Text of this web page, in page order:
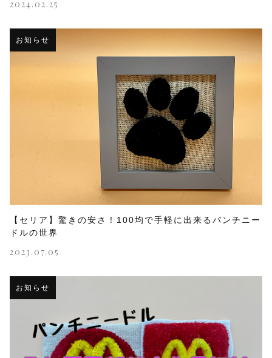
2024.02.25
お知らせ
【セリア】驚きの安さ！100均で手軽に出来るパンチニー
ドルの世界
2023.07.05
お知らせ